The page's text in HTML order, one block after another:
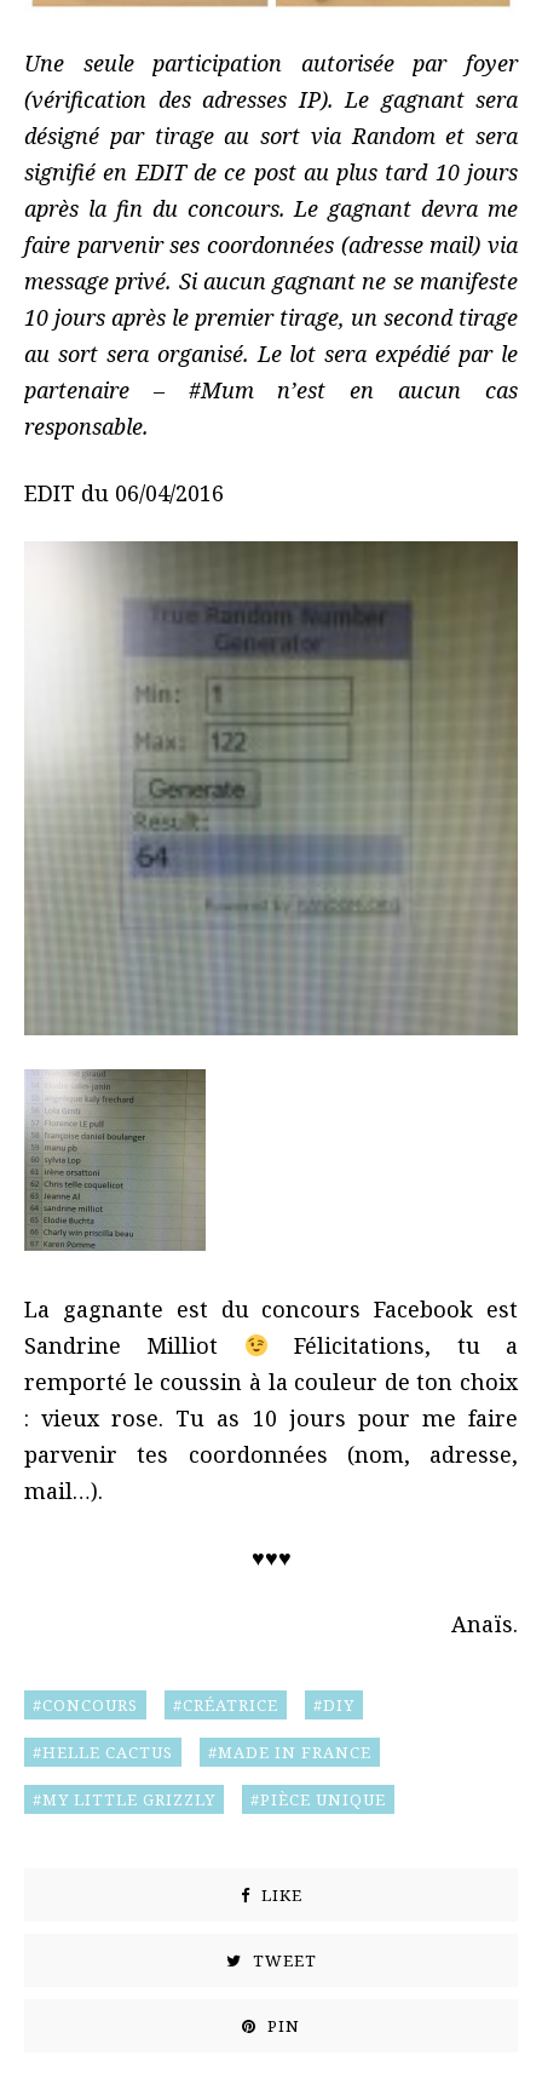
Une seule participation autorisée par foyer
(vérification des adresses IP). Le gagnant sera
désigné par tirage au sort via Random et sera
signifié en EDIT de ce post au plus tard 10 jours
après la fin du concours. Le gagnant devra me
faire parvenir ses coordonnées (adresse mail) via
message privé. Si aucun gagnant ne se manifeste
10 jours après le premier tirage, un second tirage
au sort sera organisé. Le lot sera expédié par le
partenaire – #Mum n’est en aucun cas
responsable.
EDIT du 06/04/2016
La gagnante est du concours Facebook est
Sandrine Milliot
Félicitations, tu a
remporté le coussin à la couleur de ton choix
: vieux rose. Tu as 10 jours pour me faire
parvenir tes coordonnées (nom, adresse,
mail…).
♥♥♥
Anaïs.
CONCOURS CRÉATRICE DIY
HELLE CACTUS MADE IN FRANCE
MY LITTLE GRIZZLY PIÈCE UNIQUE
LIKE
TWEET
PIN